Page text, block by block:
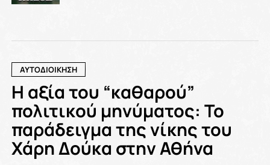
ΑΥΤΟΔΙΟΙΚΗΣΗ
Η αξία του “καθαρού”
πολιτικού μηνύματος: Το
παράδειγμα της νίκης του
Χάρη Δούκα στην Αθήνα